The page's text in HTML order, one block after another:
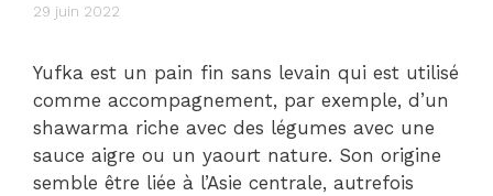
29 juin 2022
Yufka est un pain fin sans levain qui est utilisé
comme accompagnement, par exemple, d’un
shawarma riche avec des légumes avec une
sauce aigre ou un yaourt nature. Son origine
semble être liée à l’Asie centrale, autrefois